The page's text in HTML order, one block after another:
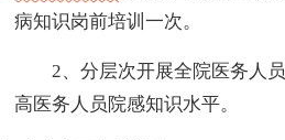
病知识岗前培训一次。
2、分层次开展全院医务人
高医务人员院感知识水平。